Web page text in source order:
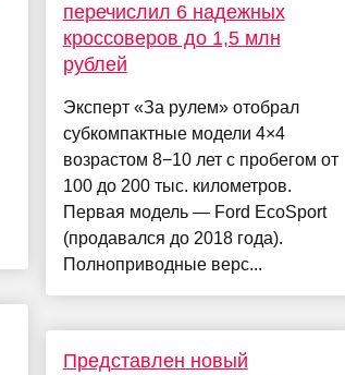
перечислил 6 надежных
кроссоверов до 1,5 млн
рублей
Эксперт «За рулем» отобрал
субкомпактные модели 4×4
возрастом 8−10 лет с пробегом от
100 до 200 тыс. километров.
Первая модель — Ford EcoSport
(продавался до 2018 года).
Полноприводные верс...
Представлен новый